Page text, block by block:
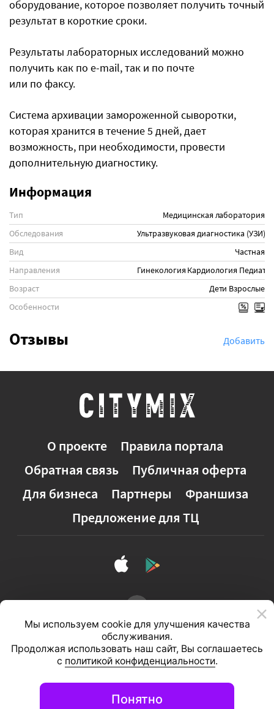
оборудование, которое позволяет получить точный
результат в короткие сроки.
Результаты лабораторных исследований можно
получить как по e-mail, так и по почте
или по факсу.
Система архивации замороженной сыворотки,
которая хранится в течение 5 дней, дает
возможность, при необходимости, провести
дополнительную диагностику.
Информация
Тип
Медицинская лаборатория
Обследования
Ультразвуковая диагностика (УЗИ)
Вид
Частная
Направления
Гинекология Кардиология
Возраст
Дети Взрослые
Особенности
Добавить
Отзывы
О проекте
Правила портала
Обратная связь
Публичная оферта
Для бизнеса
Партнеры
Франшиза
Предложение для ТЦ
Полная версия сайта
© 2026, ООО «Студия 111»
Мы используем cookie для улучшения качества
обслуживания.
Продолжая использовать наш сайт, Вы соглашаетесь
с политикой конфиденциальности.
Понятно